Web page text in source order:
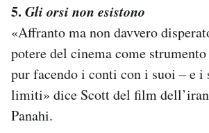
5. Gli orsi non esistono
«Affranto ma non davvero
potere del cinema come
pur facendo i conti con i suoi – e i
limiti» dice Scott del film
Panahi.